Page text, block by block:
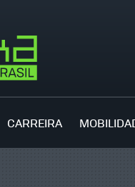
CARREIRA